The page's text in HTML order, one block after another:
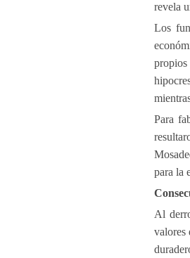
revela
Los
Para
para la
Al
valores